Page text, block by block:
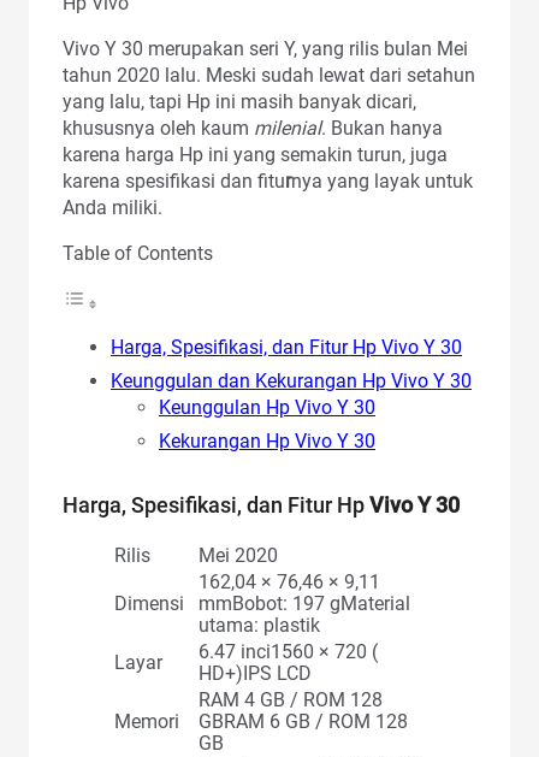
Vivo Y 30 merupakan seri Y, yang rilis bulan Mei
tahun 2020 lalu. Meski sudah lewat dari setahun
yang lalu, tapi Hp ini masih banyak dicari,
khususnya oleh kaum milenial. Bukan hanya
karena harga Hp ini yang semakin turun, juga
karena spesifikasi dan fiturnya yang layak untuk
Anda miliki.
Table of Contents
Harga, Spesifikasi, dan Fitur Hp Vivo Y 30
Keunggulan dan Kekurangan Hp Vivo Y 30
Keunggulan Hp Vivo Y 30
Kekurangan Hp Vivo Y 30
Harga, Spesifikasi, dan Fitur HpVivo Y 30
Rilis Mei 2020
Dimensi
162,04 × 76,46 × 9,11
mmBobot: 197 gMaterial
utama: plastik
Layar
6.47 inci1560 × 720 (
HD+)IPS LCD
Memori
RAM 4 GB / ROM 128
GBRAM 6 GB / ROM 128
GB